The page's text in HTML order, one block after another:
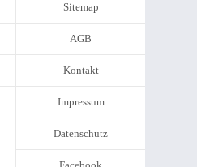
Sitemap
AGB
Kontakt
Impressum
Datenschutz